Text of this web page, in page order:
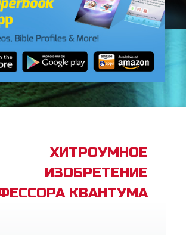
ХИТРОУМНОЕ
ИЗОБРЕТЕНИЕ
КВАНТУМА